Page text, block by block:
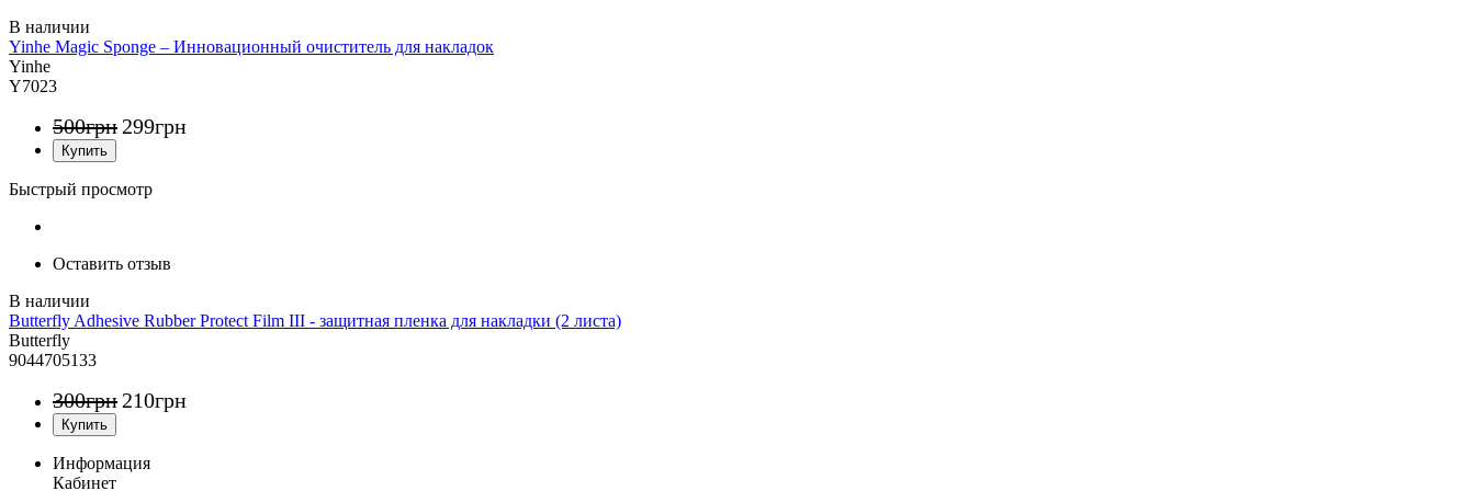
Yinhe Magic Sponge – Инновационный очиститель для накладок
Yinhe
Y7023
500грн 299грн
Быстрый просмотр
Оставить отзыв
Butterfly Adhesive Rubber Protect Film III - защитная пленка для накладки (2 листа)
Butterfly
9044705133
300грн 210грн
Информация
Кабинет